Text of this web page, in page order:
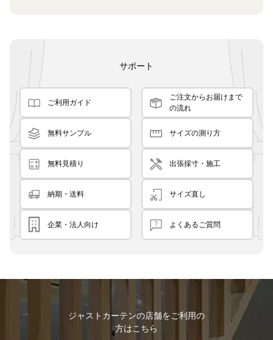
サポート
ご利用ガイド
ご注文からお届けまで
の流れ
無料サンプル サイズの測り方
無料見積り 出張採寸・施工
納期・送料 サイズ直し
企業・法人向け よくあるご質問
ジャストカーテンの店舗をご利用の
方はこちら